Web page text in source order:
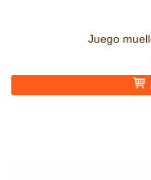
Juego